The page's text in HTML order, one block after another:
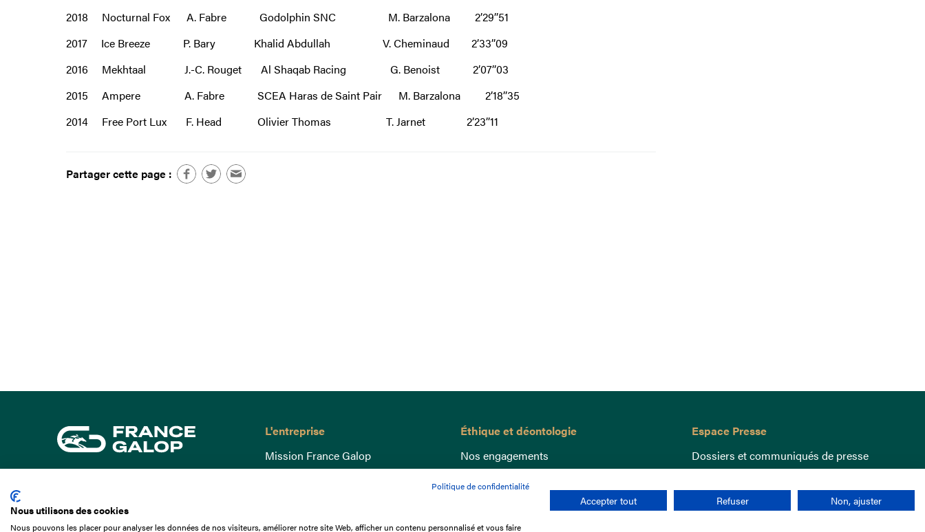
2018 Nocturnal Fox A. Fabre Godolphin SNC M. Barzalona 2’29’’51
2017 Ice Breeze P. Bary Khalid Abdullah V. Cheminaud 2’33’’09
2016 Mekhtaal J.-C. Rouget Al Shaqab Racing G. Benoist 2’07’’03
2015 Ampere A. Fabre SCEA Haras de Saint Pair M. Barzalona 2’18’’35
2014 Free Port Lux F. Head Olivier Thomas T. Jarnet 2’23’’11
Partager cette page :
01 49 10 20 29
L'entreprise
Mission France Galop
Gouvernance
Éthique et déontologie
Nos engagements
Lutte anti-dopage
Bien être equin
Index Egalité Femmes-Hommes
Espace Presse
Dossiers et communiqués de presse
Politique de confidentialité
Nous utilisons des cookies
Nous pouvons les placer pour analyser les données de nos visiteurs, améliorer notre site Web, afficher un contenu personnalisé et vous faire
Accepter tout Refuser Non, ajuster